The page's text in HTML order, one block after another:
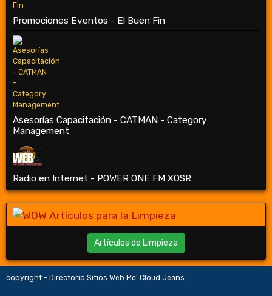
Promociones Eventos - El Buen Fin
Asesorías Capacitación - CATMAN - Category
Management
Radio en Internet - POWER ONE FM XOSR
Artículos de Limpieza
copyright - Directorio Sitios Web Mc' Cloud Jeans